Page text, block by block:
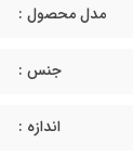
مدل محصول :
جنس :
اندازه :